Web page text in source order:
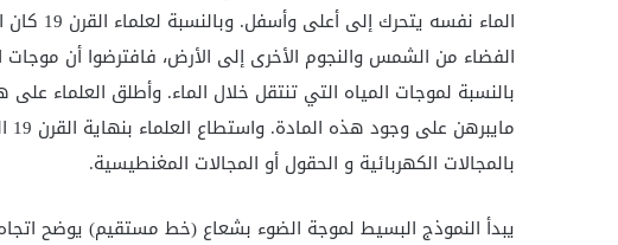
الماء
الفضاء من الشمس والنجوم الأخرى إلى الأرض، فافترضوا أن
بالنسبة لموجات المياه التي تنتقل خلال الماء. وأطلق العلماء
بالمجالات الكهربائية و الحقول أو المجالات المغنطيسية.
يبدأ النموذج البسيط لموجة الضوء بشعاع (خط مستقيم) يوضح